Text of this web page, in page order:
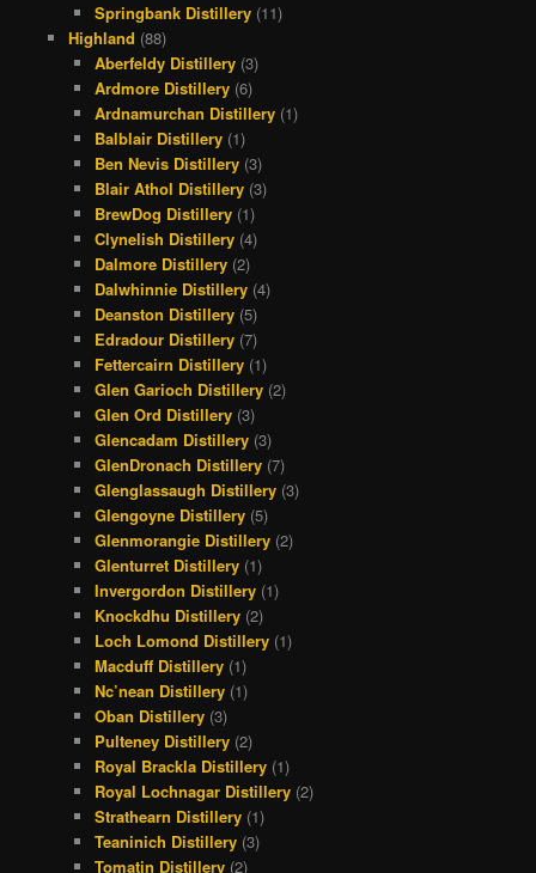
Springbank Distillery (11)
Highland (88)
Aberfeldy Distillery (3)
Ardmore Distillery (6)
Ardnamurchan Distillery (1)
Balblair Distillery (1)
Ben Nevis Distillery (3)
Blair Athol Distillery (3)
BrewDog Distillery (1)
Clynelish Distillery (4)
Dalmore Distillery (2)
Dalwhinnie Distillery (4)
Deanston Distillery (5)
Edradour Distillery (7)
Fettercairn Distillery (1)
Glen Garioch Distillery (2)
Glen Ord Distillery (3)
Glencadam Distillery (3)
GlenDronach Distillery (7)
Glenglassaugh Distillery (3)
Glengoyne Distillery (5)
Glenmorangie Distillery (2)
Glenturret Distillery (1)
Invergordon Distillery (1)
Knockdhu Distillery (2)
Loch Lomond Distillery (1)
Macduff Distillery (1)
Nc’nean Distillery (1)
Oban Distillery (3)
Pulteney Distillery (2)
Royal Brackla Distillery (1)
Royal Lochnagar Distillery (2)
Strathearn Distillery (1)
Teaninich Distillery (3)
Tomatin Distillery (2)